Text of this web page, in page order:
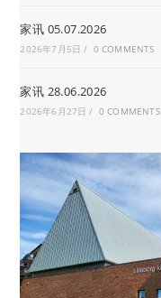
家讯 05.07.2026
2026年7月5日 / 0 COMMENTS
家讯 28.06.2026
2026年6月27日 / 0 COMMENTS